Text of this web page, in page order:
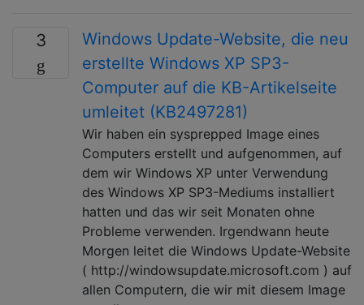
3
Windows Update-Website, die neu
erstellte Windows XP SP3-
Computer auf die KB-Artikelseite
umleitet (KB2497281)
Wir haben ein sysprepped Image eines
Computers erstellt und aufgenommen, auf
dem wir Windows XP unter Verwendung
des Windows XP SP3-Mediums installiert
hatten und das wir seit Monaten ohne
Probleme verwenden. Irgendwann heute
Morgen leitet die Windows Update-Website
( http://windowsupdate.microsoft.com ) auf
allen Computern, die wir mit diesem Image